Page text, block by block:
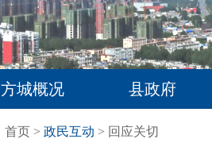
方城概况 县政府
首页 > 政民互动 > 回应关切